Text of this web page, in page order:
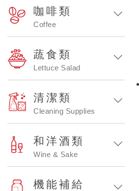
咖啡類
Coffee
蔬食類
Lettuce Salad
清潔類
Cleaning Supplies
和洋酒類
Wine & Sake
機能補給